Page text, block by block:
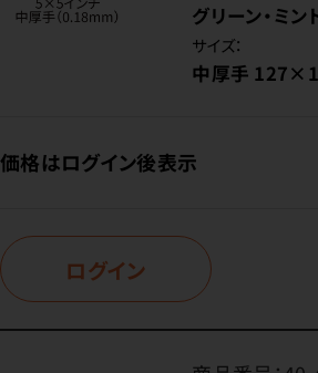
グリーン・ミ
サイズ：
中厚手
価格はログイン後表示
ログイン